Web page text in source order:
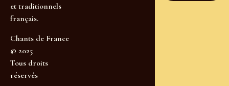
et traditionnels
français.
Chants de France
© 2025
Tous droits
réservés